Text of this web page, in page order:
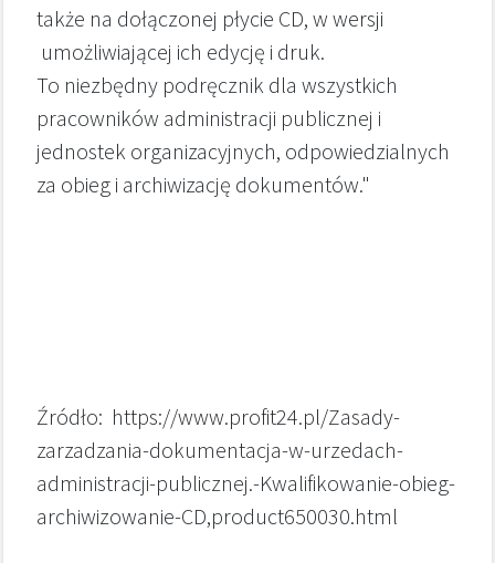
także na dołączonej płycie CD, w wersji
umożliwiającej ich edycję i druk.
To niezbędny podręcznik dla wszystkich
pracowników administracji publicznej i
jednostek organizacyjnych, odpowiedzialnych
za obieg i archiwizację dokumentów."
Źródło: https://www.profit24.pl/Zasady-
zarzadzania-dokumentacja-w-urzedach-
administracji-publicznej.-Kwalifikowanie-obieg-
archiwizowanie-CD,product650030.html